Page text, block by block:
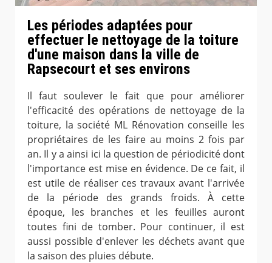
Les périodes adaptées pour
effectuer le nettoyage de la toiture
d'une maison dans la ville de
Rapsecourt et ses environs
Il faut soulever le fait que pour améliorer
l'efficacité des opérations de nettoyage de la
toiture, la société ML Rénovation conseille les
propriétaires de les faire au moins 2 fois par
an. Il y a ainsi ici la question de périodicité dont
l'importance est mise en évidence. De ce fait, il
est utile de réaliser ces travaux avant l'arrivée
de la période des grands froids. À cette
époque, les branches et les feuilles auront
toutes fini de tomber. Pour continuer, il est
aussi possible d'enlever les déchets avant que
la saison des pluies débute.